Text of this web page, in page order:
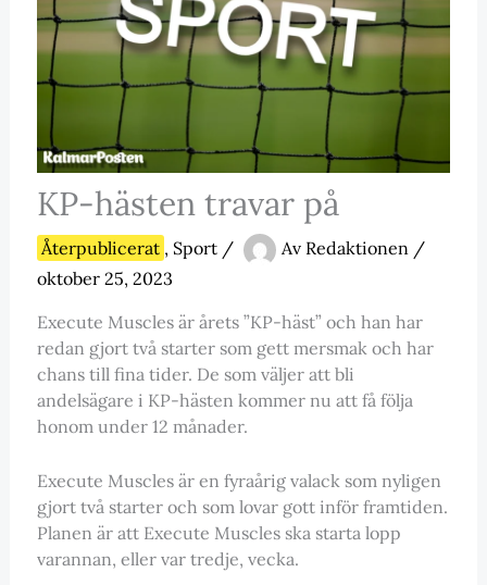
KP-hästen travar på
Återpublicerat , Sport/ Av Redaktionen /
oktober 25, 2023
Execute Muscles är årets ”KP-häst” och han har
redan gjort två starter som gett mersmak och har
chans till fina tider. De som väljer att bli
andelsägare i KP-hästen kommer nu att få följa
honom under 12 månader.
Execute Muscles är en fyraårig valack som nyligen
gjort två starter och som lovar gott inför framtiden.
Planen är att Execute Muscles ska starta lopp
varannan, eller var tredje, vecka.